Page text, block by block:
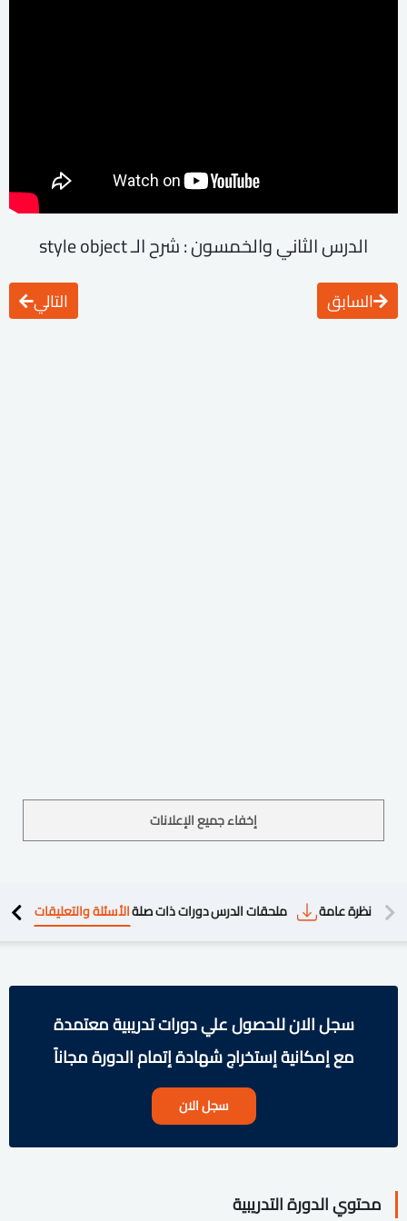
الدرس الثاني والخمسون : شرح الـ style object
السابق التالي
إخفاء جميع الإعلانات
نظرة عامة ملحقات الدرسدورات ذات صلةالأسئلة والتعليقات
سجل الان للحصول علي دورات تدريبية معتمدة
مع إمكانية إستخراج شهادة إتمام الدورة مجاناً
سجل الان
محتوي الدورة التدريبية